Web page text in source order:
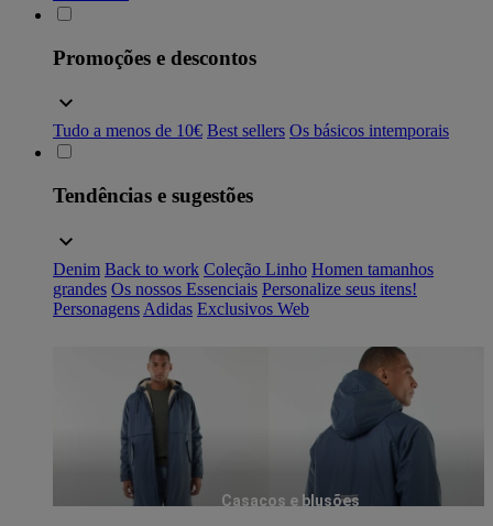
Promoções e descontos
Tudo a menos de 10€ Best sellers Os básicos intemporais
Tendências e sugestões
Denim Back to work Coleção Linho Homen tamanhos
grandes Os nossos Essenciais Personalize seus itens!
Personagens Adidas Exclusivos Web
Casacos e blusões